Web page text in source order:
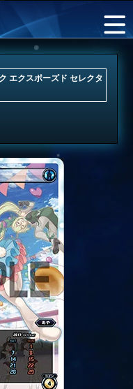
エクスポーズド セレクタ